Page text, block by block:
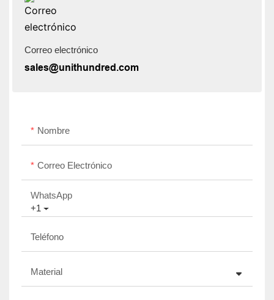
Correo electrónico
sales@unithundred.com
Nombre
Correo Electrónico
+1
WhatsApp
Teléfono
Material